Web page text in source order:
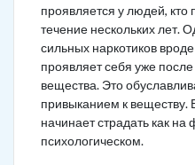
проявляется у людей, кто
течение нескольких лет.
сильных наркотиков
проявляет себя уже
вещества. Это
привыканием к веществу.
начинает страдать как на
психологическом.